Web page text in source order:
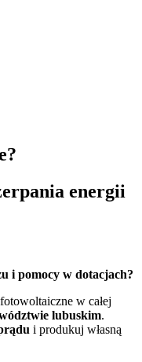
energii
i pomocy w dotacjach?
w całej
lubuskim.
i produkuj własną